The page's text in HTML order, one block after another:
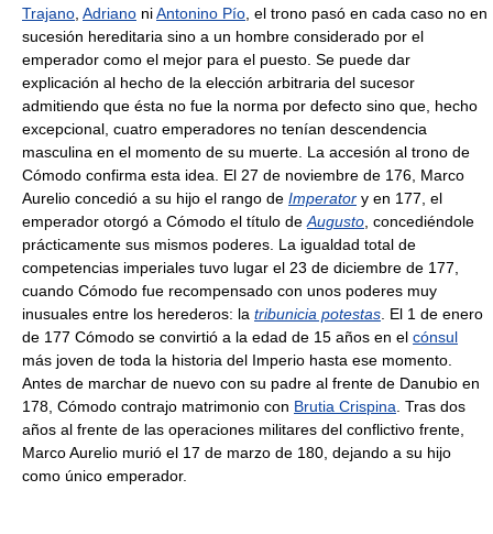
Trajano Adriano niAntonino Pío , el trono pasó en cada caso no en
sucesión hereditaria sino a un hombre considerado por el
emperador como el mejor para el puesto. Se puede dar
explicación al hecho de la elección arbitraria del sucesor
admitiendo que ésta no fue la norma por defecto sino que, hecho
excepcional, cuatro emperadores no tenían descendencia
masculina en el momento de su muerte. La accesión al trono de
Cómodo confirma esta idea. El 27 de noviembre de 176, Marco
Aurelio concedió a su hijo el rango de Imperator y en 177, el
emperador otorgó a Cómodo el título de Augusto , concediéndole
prácticamente sus mismos poderes. La igualdad total de
competencias imperiales tuvo lugar el 23 de diciembre de 177,
cuando Cómodo fue recompensado con unos poderes muy
inusuales entre los herederos: la tribunicia potestas . El 1 de enero
de 177 Cómodo se convirtió a la edad de 15 años en el cónsul
más joven de toda la historia del Imperio hasta ese momento.
Antes de marchar de nuevo con su padre al frente de Danubio en
178, Cómodo contrajo matrimonio con Brutia Crispina . Tras dos
años al frente de las operaciones militares del conflictivo frente,
Marco Aurelio murió el 17 de marzo de 180, dejando a su hijo
como único emperador.